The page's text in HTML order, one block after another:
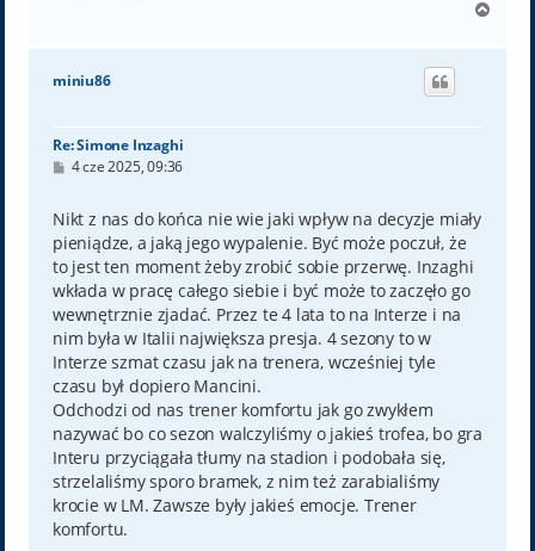
g
miniu86
Re: Simone Inzaghi
P
t
4 cze 2025, 09:36
Nikt z nas do końca nie wie jaki wpływ na decyzje miały
pieniądze, a jaką jego wypalenie. Być może poczuł, że
to jest ten moment żeby zrobić sobie przerwę. Inzaghi
wkłada w pracę całego siebie i być może to zaczęło go
wewnętrznie zjadać. Przez te 4 lata to na Interze i na
nim była w Italii największa presja. 4 sezony to w
Interze szmat czasu jak na trenera, wcześniej tyle
czasu był dopiero Mancini.
Odchodzi od nas trener komfortu jak go zwykłem
nazywać bo co sezon walczyliśmy o jakieś trofea, bo gra
Interu przyciągała tłumy na stadion i podobała się,
strzelaliśmy sporo bramek, z nim też zarabialiśmy
krocie w LM. Zawsze były jakieś emocje. Trener
komfortu.